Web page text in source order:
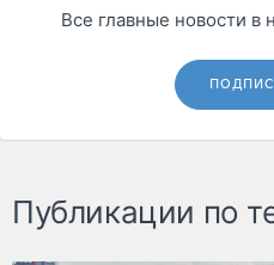
Все главные новости в
Публикации по